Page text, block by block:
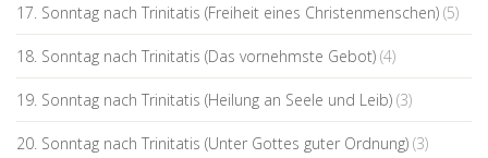
17. Sonntag nach Trinitatis (Freiheit eines Christenmenschen) (5)
18. Sonntag nach Trinitatis (Das vornehmste Gebot) (4)
19. Sonntag nach Trinitatis (Heilung an Seele und Leib) (3)
20. Sonntag nach Trinitatis (Unter Gottes guter Ordnung) (3)